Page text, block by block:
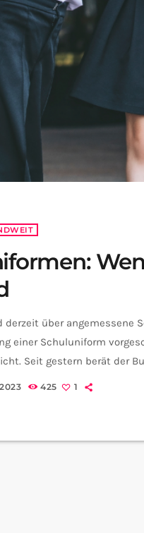
derzeit über angemessene
einer Schuluniform
Seit gestern berät der
Bildungsministerium
425 1